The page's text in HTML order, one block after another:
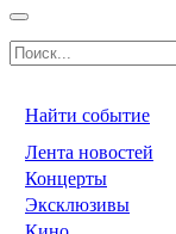
Найти событие
Лента новостей
Концерты
Эксклюзивы